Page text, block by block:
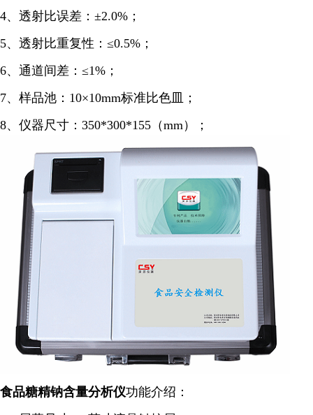
4、透射比误差：±2.0%；
5、透射比重复性：≤0.5%；
6、通道间差：≤1%；
7、样品池：10×10mm标准比色皿；
8、仪器尺寸：350*300*155（mm）；
食品糖精钠含量分析仪功能介绍：